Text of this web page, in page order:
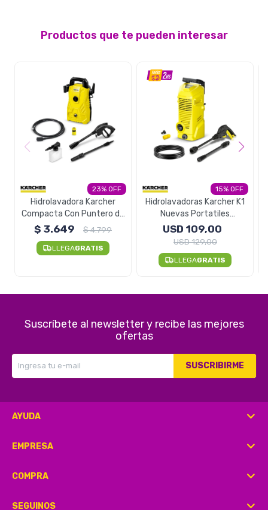
Productos que te pueden interesar
23
Hidrolavadora Karcher
Compacta Con Puntero de
Espuma
$ 3.649 $4.799
LLEGAGRATIS
15
Hidrolavadoras Karcher K1
Nuevas Portatiles
Potentes
USD 109,00
USD129,00
LLEGAGRATIS
Suscríbete al newsletter y recibe las mejores
ofertas
SUSCRIBIRME
AYUDA
EMPRESA
COMPRA
SEGUINOS